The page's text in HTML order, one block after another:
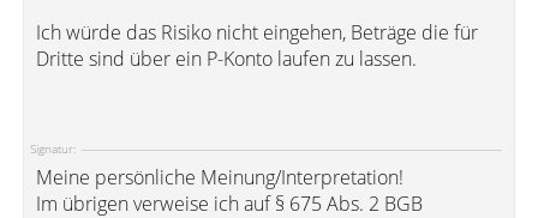
Ich würde das Risiko nicht eingehen, Beträge die für
Dritte sind über ein P-Konto laufen zu lassen.
Signatur:
Meine persönliche Meinung/Interpretation!
Im übrigen verweise ich auf § 675 Abs. 2 BGB